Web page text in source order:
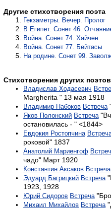
Другие стихотворения поэта
Гекзаметры. Вечер. Пролог
В Египет. Сонет 46.
Война. Сонет 74. Хайчен
Война. Сонет 77. Бейтасы
На родине. Сонет 99.
Стихотворения других
Владислав Ходасевич
Margherita " 13 мая 1918
Владимир Набоков Встреча
Яков Полонский Встреча
остановилась - " <1844>
Евдокия Ростопчина
роковой" 1837
Анатолий Мариенгоф
чадо" Март 1920
Константин Аксаков Встреча
Эдуард Багрицкий Встреча
1923, 1928
Юрий Сидоров Встреча
Михаил Михайлов Встреча